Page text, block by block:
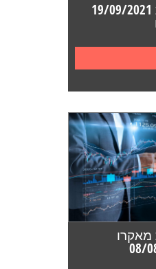
סקירה שבועית 19/09/2021
מאקרו